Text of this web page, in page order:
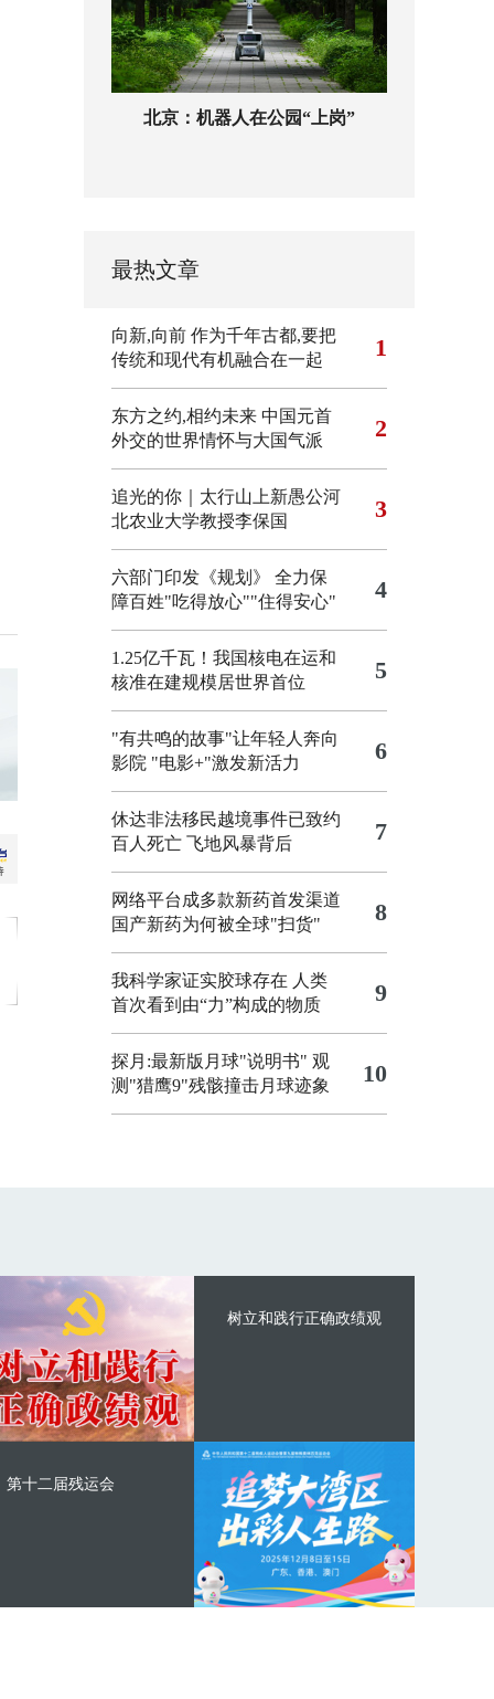
北京：机器人在公园“上岗”
最热文章
向新,向前 作为千年古都,要把
传统和现代有机融合在一起
1
东方之约,相约未来 中国元首
外交的世界情怀与大国气派
2
追光的你｜太行山上新愚公河
北农业大学教授李保国
3
六部门印发《规划》 全力保
障百姓"吃得放心""住得安心"
4
1.25亿千瓦！我国核电在运和
核准在建规模居世界首位
5
"有共鸣的故事"让年轻人奔向
影院 "电影+"激发新活力 6
休达非法移民越境事件已致约
百人死亡 飞地风暴背后 7
网络平台成多款新药首发渠道
国产新药为何被全球"扫货"
8
我科学家证实胶球存在 人类
首次看到由“力”构成的物质
9
探月:最新版月球"说明书" 观
测"猎鹰9"残骸撞击月球迹象
10
树立和践行正确政绩观
第十二届残运会